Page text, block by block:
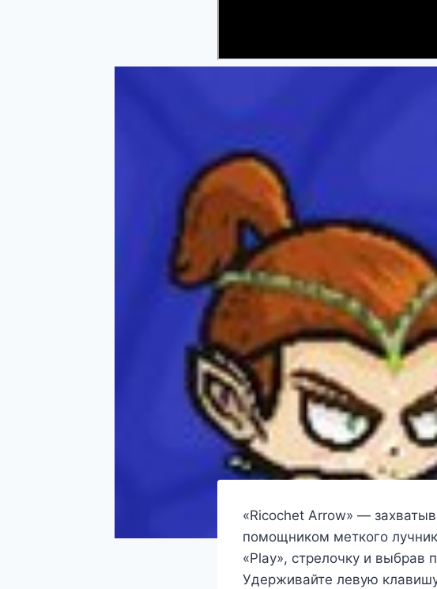
«Ricochet Arrow» —
помощником меткого
«Play», стрелочку и выбрав
Удерживайте левую